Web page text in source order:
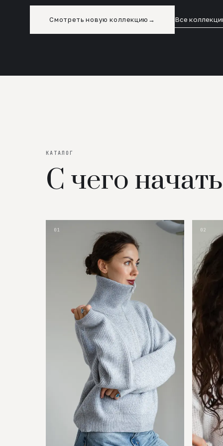
Смотреть новую коллекцию → Все
КАТАЛОГ
С чего начать
01 02